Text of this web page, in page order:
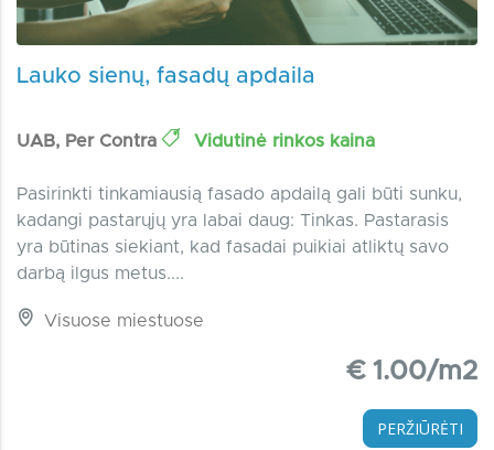
Lauko sienų, fasadų apdaila
UAB, Per Contra Vidutinė rinkos kaina
Pasirinkti tinkamiausią fasado apdailą gali būti sunku,
kadangi pastarųjų yra labai daug: Tinkas. Pastarasis
yra būtinas siekiant, kad fasadai puikiai atliktų savo
darbą ilgus metus....
Visuose miestuose
€ 1.00/m2
PERŽIŪRĖTI